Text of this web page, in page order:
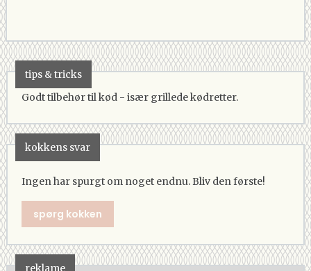
tips & tricks
Godt tilbehør til kød - især grillede kødretter.
kokkens svar
Ingen har spurgt om noget endnu. Bliv den første!
spørg kokken
reklame